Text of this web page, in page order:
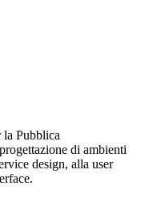
la Pubblica
di ambienti
design, alla user